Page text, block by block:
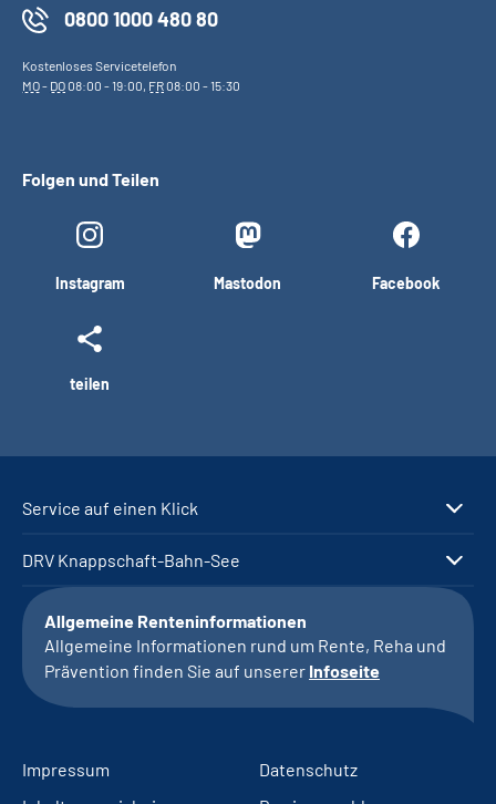
0800 1000 480 80
Kostenloses Servicetelefon
MO- DO08:00 - 19:00, FR08:00 - 15:30
Folgen und Teilen
Instagram Mastodon Facebook
teilen
Service auf einen Klick
DRV Knappschaft-Bahn-See
Allgemeine Renteninformationen
Allgemeine Informationen rund um Rente, Reha und
Prävention finden Sie auf unserer Infoseite
Impressum
Datenschutz